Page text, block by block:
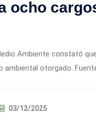
ocho
Ambiente constató
otorgado.
03/12/2025